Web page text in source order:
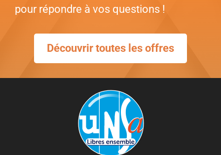
pour répondre à vos questions !
Découvrir toutes les offres